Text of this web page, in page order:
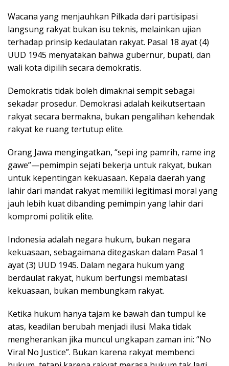
Wacana yang menjauhkan Pilkada dari partisipasi
langsung rakyat bukan isu teknis, melainkan ujian
terhadap prinsip kedaulatan rakyat. Pasal 18 ayat (4)
UUD 1945 menyatakan bahwa gubernur, bupati, dan
wali kota dipilih secara demokratis.
Demokratis tidak boleh dimaknai sempit sebagai
sekadar prosedur. Demokrasi adalah keikutsertaan
rakyat secara bermakna, bukan pengalihan kehendak
rakyat ke ruang tertutup elite.
Orang Jawa mengingatkan, “sepi ing pamrih, rame ing
gawe”—pemimpin sejati bekerja untuk rakyat, bukan
untuk kepentingan kekuasaan. Kepala daerah yang
lahir dari mandat rakyat memiliki legitimasi moral yang
jauh lebih kuat dibanding pemimpin yang lahir dari
kompromi politik elite.
Indonesia adalah negara hukum, bukan negara
kekuasaan, sebagaimana ditegaskan dalam Pasal 1
ayat (3) UUD 1945. Dalam negara hukum yang
berdaulat rakyat, hukum berfungsi membatasi
kekuasaan, bukan membungkam rakyat.
Ketika hukum hanya tajam ke bawah dan tumpul ke
atas, keadilan berubah menjadi ilusi. Maka tidak
mengherankan jika muncul ungkapan zaman ini: “No
Viral No Justice”. Bukan karena rakyat membenci